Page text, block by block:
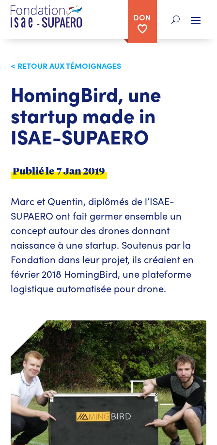
DON
< RETOUR AUX TÉMOIGNAGES
HomingBird, une
startup made in
ISAE-SUPAERO
Publié le 7 Jan 2019
Marc et Quentin, diplômés de l’ISAE-
SUPAERO ont fait germer ensemble un
concept autour des drones donnant
naissance à une startup. Soutenus par la
Fondation dans leur projet, ils créaient en
février 2018 HomingBird, une plateforme
logistique automatisée pour drone.